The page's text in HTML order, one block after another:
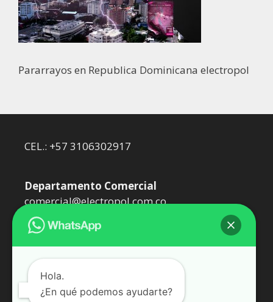
Pararrayos en Republica Dominicana electropol
CEL.: +57 3106302917
Departamento Comercial
comercial@electropol.com.co
dtecnico@electropol.com.co
Somos Epol Oil SAS. Representantes de
Hola.
¿En qué podemos ayudarte?